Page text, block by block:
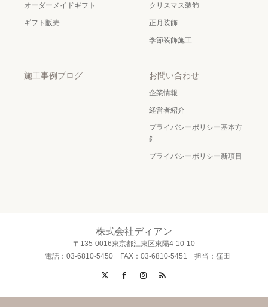
オーダーメイドギフト
ギフト販売
クリスマス装飾
正月装飾
季節装飾施工
施工事例ブログ お問い合わせ
企業情報
経営者紹介
プライバシーポリシー基本方
針
プライバシーポリシー新項目
株式会社ディアン
〒135-0016東京都江東区東陽4-10-10
電話：03-6810-5450 FAX：03-6810-5451 担当：窪田
FacebookInstagram